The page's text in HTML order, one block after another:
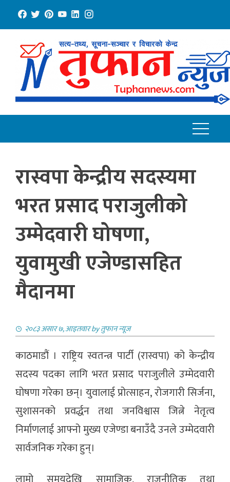
content
रास्वपा केन्द्रीय सदस्यमा
भरत प्रसाद पराजुलीको
उम्मेदवारी घोषणा,
युवामुखी एजेण्डासहित
मैदानमा
२०८३ असार ७, आइतवारbyतुफान न्यूज
काठमाडौं । राष्ट्रिय स्वतन्त्र पार्टी (रास्वपा) को केन्द्रीय
सदस्य पदका लागि भरत प्रसाद पराजुलीले उम्मेदवारी
घोषणा गरेका छन्। युवालाई प्रोत्साहन, रोजगारी सिर्जना,
सुशासनको प्रवर्द्धन तथा जनविश्वास जित्ने नेतृत्व
निर्माणलाई आफ्नो मुख्य एजेण्डा बनाउँदै उनले उम्मेदवारी
सार्वजनिक गरेका हुन्।